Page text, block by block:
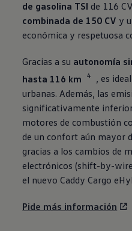
de gasolina TSI de 116
combinada de 150 CV y
económica y respetuosa
Gracias a su autonomía
hasta 116 km
4
, es
urbanas. Además, las
significativamente
motores de combustión
de un confort aún mayor
gracias a los cambios de
electrónicos (shift-by-
el nuevo Caddy Cargo
Pide más información